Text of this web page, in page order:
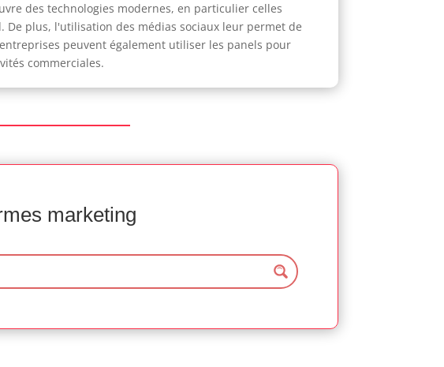
des technologies modernes, en particulier celles
plus, l'utilisation des médias sociaux leur permet de
peuvent également utiliser les panels pour
commerciales.
marketing